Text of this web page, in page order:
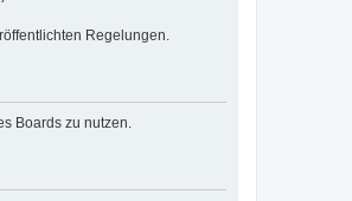
Regelungen.
Boards zu nutzen.